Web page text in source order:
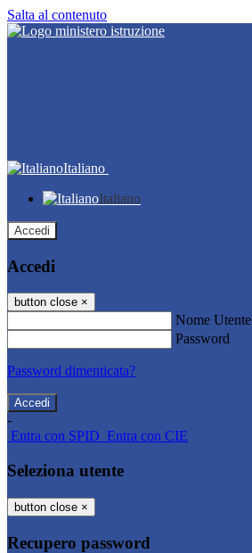
Salta al contenuto
Italiano
Italiano
Accedi
Accedi
button close ×
Nome Utente
Password
Password dimenticata?
-
Entra con SPID Entra con CIE
Seleziona utente
button close ×
Recupero password